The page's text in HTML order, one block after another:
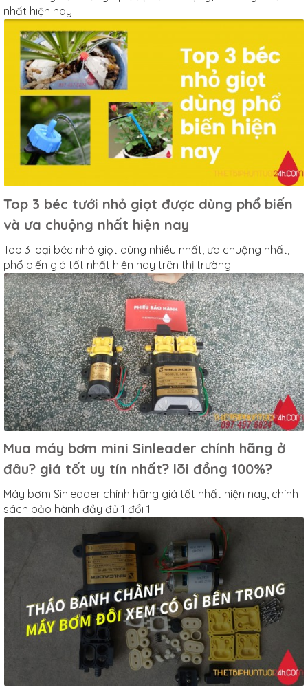
nhất hiện nay
Top 3 béc tưới nhỏ giọt được dùng phổ biến
và ưa chuộng nhất hiện nay
Top 3 loại béc nhỏ giọt dùng nhiều nhất, ưa chuộng nhất,
phổ biến giá tốt nhất hiện nay trên thị trường
Mua máy bơm mini Sinleader chính hãng ở
đâu? giá tốt uy tín nhất? lõi đồng 100%?
Máy bơm Sinleader chính hãng giá tốt nhất hiện nay, chính
sách bảo hành đầy đủ 1 đổi 1